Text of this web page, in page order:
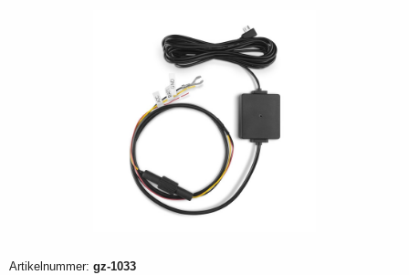
Artikelnummer: gz-1033